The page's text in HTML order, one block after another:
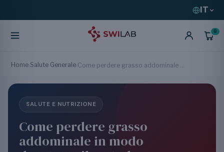
IT
0
Home Salute Generale
SALUTE E NUTRIZIONE
Come perdere grasso
addominale in modo